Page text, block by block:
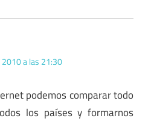
2010 a las 21:30
podemos comparar todo
los países y formarnos